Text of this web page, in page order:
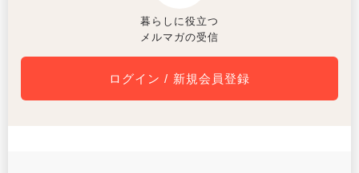
暮らしに役立つ
メルマガの受信
ログイン / 新規会員登録